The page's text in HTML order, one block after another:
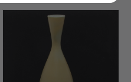
seleccionado